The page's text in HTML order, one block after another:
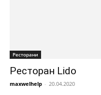
Ресторани
Ресторан Lido
maxwelhelp - 20.04.2020